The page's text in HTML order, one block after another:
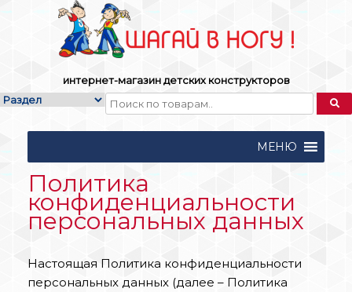
интернет-магазин детских конструкторов
МЕНЮ
Политика
конфиденциальности
персональных данных
Настоящая Политика конфиденциальности
персональных данных (далее – Политика